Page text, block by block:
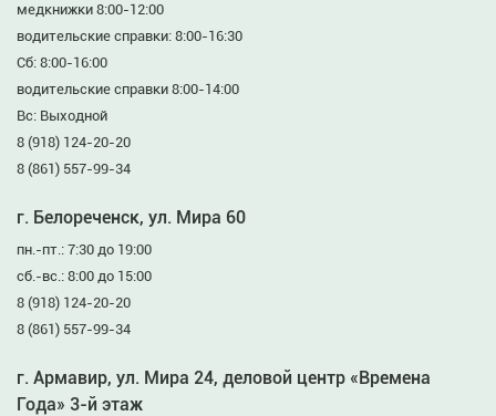
медкнижки 8:00-12:00
водительские справки: 8:00-16:30
Сб: 8:00-16:00
водительские справки 8:00-14:00
Вс: Выходной
8 (918) 124-20-20
8 (861) 557-99-34
г. Белореченск, ул. Мира 60
пн.-пт.: 7:30 до 19:00
сб.-вс.: 8:00 до 15:00
8 (918) 124-20-20
8 (861) 557-99-34
г. Армавир, ул. Мира 24, деловой центр «Времена
Года» 3-й этаж